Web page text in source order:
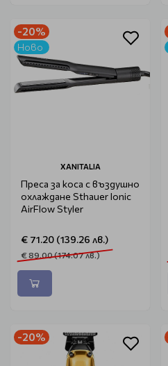
-20%
Ново
XANITALIA
Преса за коса с въздушно
охлаждане Sthauer Ionic
AirFlow Styler
€ 71.20 (139.26 лв.)
€ 89.00 (174.07 лв.)
-20%